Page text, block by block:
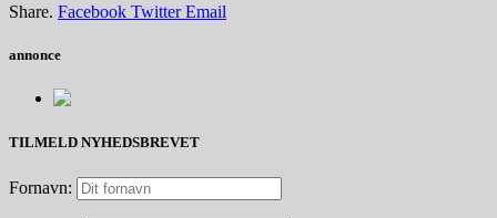
Share. Facebook Twitter Email
annonce
TILMELD NYHEDSBREVET
Fornavn: